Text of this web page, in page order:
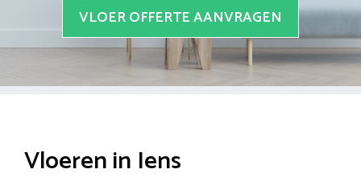
VLOER OFFERTE AANVRAGEN
Vloeren in Iens